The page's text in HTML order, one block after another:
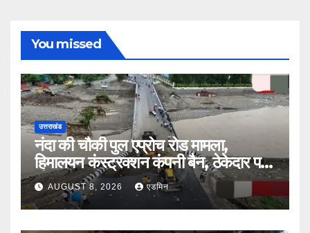
You missed
उत्तराखंड
नंदा की चौकी पुल एप्रोच रोड मामला,
हिमालयन कंस्ट्रक्शन कंपनी बैन, ठेकेदार पर
भी एक्शन
AUGUST 8, 2026 एडमिन